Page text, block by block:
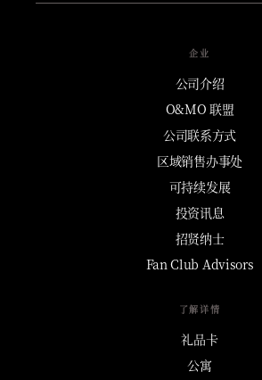
企业
公司介绍
O&MO 联盟
公司联系方式
区域销售办事处
可持续发展
投资讯息
招贤纳士
Fan Club Advisors
了解详情
礼品卡
公寓